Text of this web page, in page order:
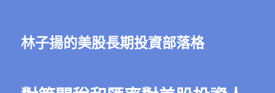
林子揚的美股長期投資部落格